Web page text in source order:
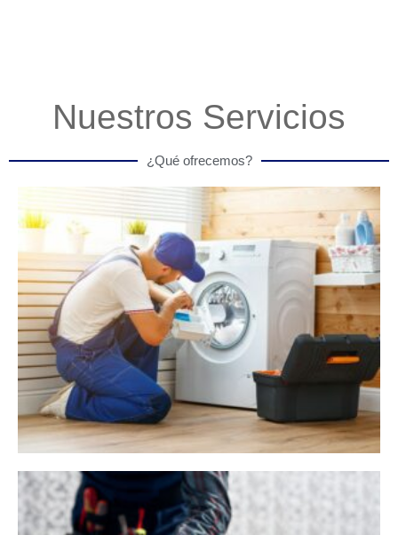
Nuestros Servicios
¿Qué ofrecemos?